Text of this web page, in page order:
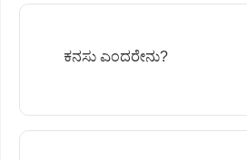
ಕನಸು ಎಂದರೇನು?